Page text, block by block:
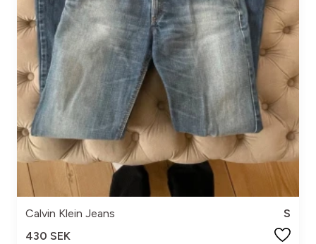
Calvin Klein Jeans
S
430 SEK